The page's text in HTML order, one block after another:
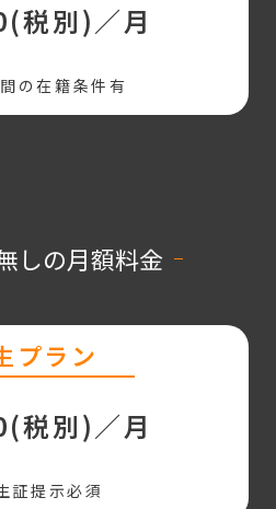
税別)／月
の在籍条件有
しの月額料金
プラン
税別)／月
証提示必須